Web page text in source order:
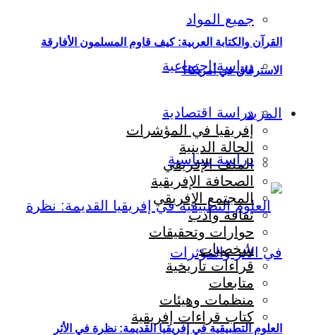
جميع المواد
دراسة اجتماعية
دراسة اقتصادية
دراسة سياسية
العلوم التطبيقية في إفريقيا القديمة: نظرة في الأثر
القرآن والكتابة العربية: كيف قاوم المسلمون الأفارقة
الاسترقاق في أمريكا؟
المزيد
إفريقيا في المؤشرات
الحالة الدينية
الملف الإفريقي
الصحافة الإفريقية
المجتمع الإفريقي
ثقافة وأدب
حوارات وتحقيقات
شخصيات
قراءات تاريخية
متابعات
منظمات وهيئات
كتاب قراءات إفريقية